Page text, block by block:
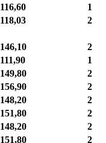
116,60 1
118,03 2
146,10 2
111,90 1
149,80 2
156,90 2
148,20 2
151,80 2
148,20 2
151,80 2